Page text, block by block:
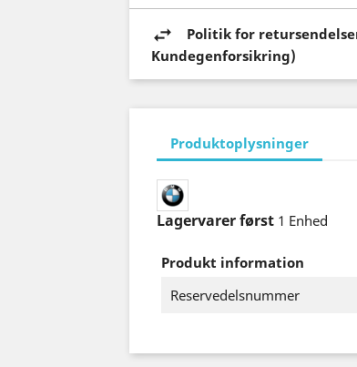
Politik for
Kundegenforsikring)
Produktoplysninger
Lagervarer først 1 Enhed
Produkt information
Reservedelsnummer